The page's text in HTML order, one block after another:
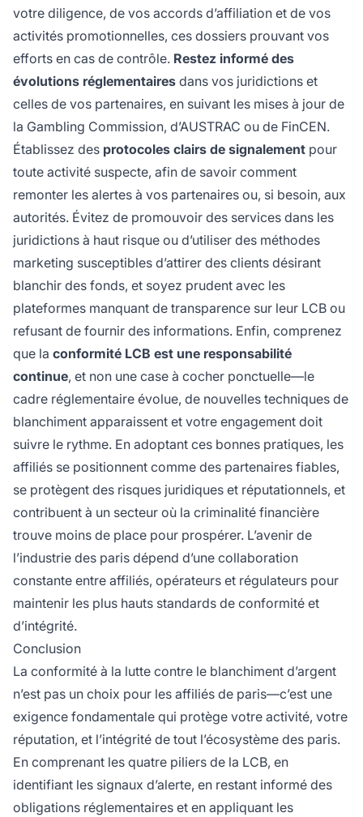
votre diligence, de vos accords d’affiliation et de vos
activités promotionnelles, ces dossiers prouvant vos
efforts en cas de contrôle. Restez informé des
évolutions réglementaires dans vos juridictions et
celles de vos partenaires, en suivant les mises à jour de
la Gambling Commission, d’AUSTRAC ou de FinCEN.
Établissez des protocoles clairs de signalement pour
toute activité suspecte, afin de savoir comment
remonter les alertes à vos partenaires ou, si besoin, aux
autorités. Évitez de promouvoir des services dans les
juridictions à haut risque ou d’utiliser des méthodes
marketing susceptibles d’attirer des clients désirant
blanchir des fonds, et soyez prudent avec les
plateformes manquant de transparence sur leur LCB ou
refusant de fournir des informations. Enfin, comprenez
que la conformité LCB est une responsabilité
continue, et non une case à cocher ponctuelle—le
cadre réglementaire évolue, de nouvelles techniques de
blanchiment apparaissent et votre engagement doit
suivre le rythme. En adoptant ces bonnes pratiques, les
affiliés se positionnent comme des partenaires fiables,
se protègent des risques juridiques et réputationnels, et
contribuent à un secteur où la criminalité financière
trouve moins de place pour prospérer. L’avenir de
l’industrie des paris dépend d’une collaboration
constante entre affiliés, opérateurs et régulateurs pour
maintenir les plus hauts standards de conformité et
d’intégrité.
Conclusion
La conformité à la lutte contre le blanchiment d’argent
n’est pas un choix pour les affiliés de paris—c’est une
exigence fondamentale qui protège votre activité, votre
réputation, et l’intégrité de tout l’écosystème des paris.
En comprenant les quatre piliers de la LCB, en
identifiant les signaux d’alerte, en restant informé des
obligations réglementaires et en appliquant les